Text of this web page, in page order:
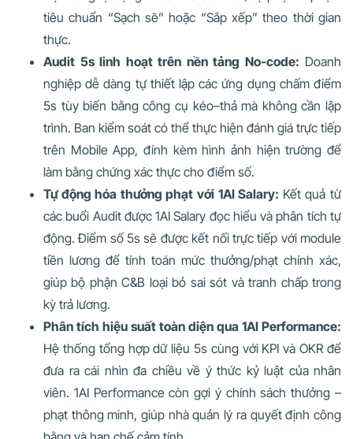
tiêu chuẩn “Sạch sẽ” hoặc “Sắp xếp” theo thời gian
thực.
Audit 5s linh hoạt trên nền tảng No-code: Doanh
nghiệp dễ dàng tự thiết lập các ứng dụng chấm điểm
5s tùy biến bằng công cụ kéo–thả mà không cần lập
trình. Ban kiểm soát có thể thực hiện đánh giá trực tiếp
trên Mobile App, đính kèm hình ảnh hiện trường để
làm bằng chứng xác thực cho điểm số.
Tự động hóa thưởng phạt với 1AI Salary: Kết quả từ
các buổi Audit được 1AI Salary đọc hiểu và phân tích tự
động. Điểm số 5s sẽ được kết nối trực tiếp với module
tiền lương để tính toán mức thưởng/phạt chính xác,
giúp bộ phận C&B loại bỏ sai sót và tranh chấp trong
kỳ trả lương.
Phân tích hiệu suất toàn diện qua 1AI Performance:
Hệ thống tổng hợp dữ liệu 5s cùng với KPI và OKR để
đưa ra cái nhìn đa chiều về ý thức kỷ luật của nhân
viên. 1AI Performance còn gợi ý chính sách thưởng –
phạt thông minh, giúp nhà quản lý ra quyết định công